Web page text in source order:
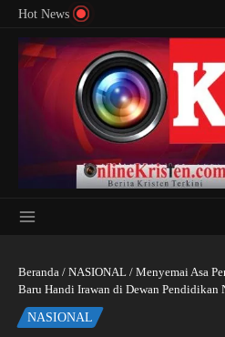
Lewati ke konten
Hot News
Beranda / NASIONAL / Menyemai Asa
Baru Handi Irawan di Dewan Pendidikan
NASIONAL